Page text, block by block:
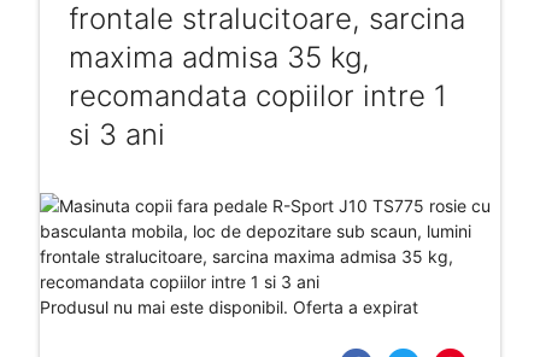
frontale stralucitoare, sarcina
maxima admisa 35 kg,
recomandata copiilor intre 1
si 3 ani
Produsul nu mai este disponibil. Oferta a expirat